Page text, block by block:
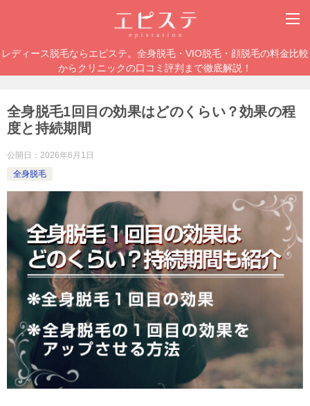
レディース脱毛ならエピステ。全身脱毛・VIO脱毛・顔脱毛の料金比較
からクリニックの口コミ評判まで徹底解説！
全身脱毛1回目の効果はどのくらい？効果の程
度と持続期間
公開日： 2026年6月1日
全身脱毛